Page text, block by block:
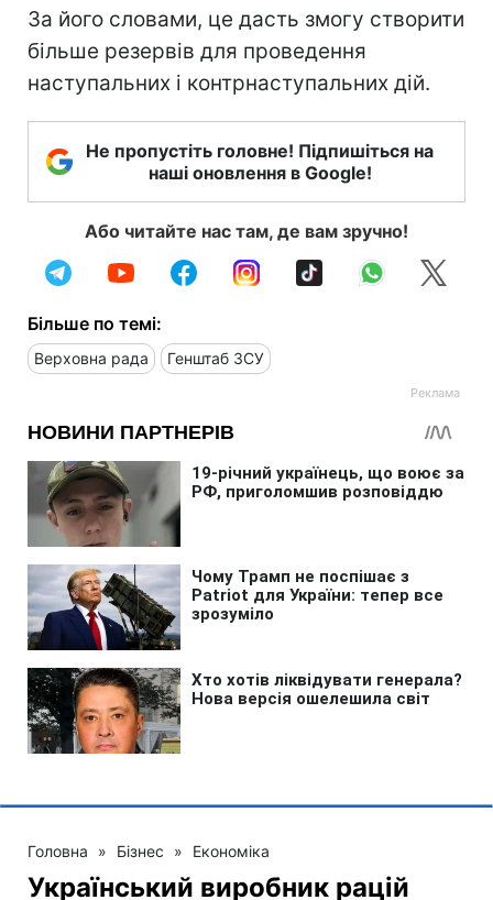
За його словами, це дасть змогу створити
більше резервів для проведення
наступальних і контрнаступальних дій.
Не пропустіть головне! Підпишіться на
наші оновлення в Google!
Або читайте нас там, де вам зручно!
Більше по темі:
Верховна рада Генштаб ЗСУ
Головна » Бізнес » Економіка
Український виробник рацій